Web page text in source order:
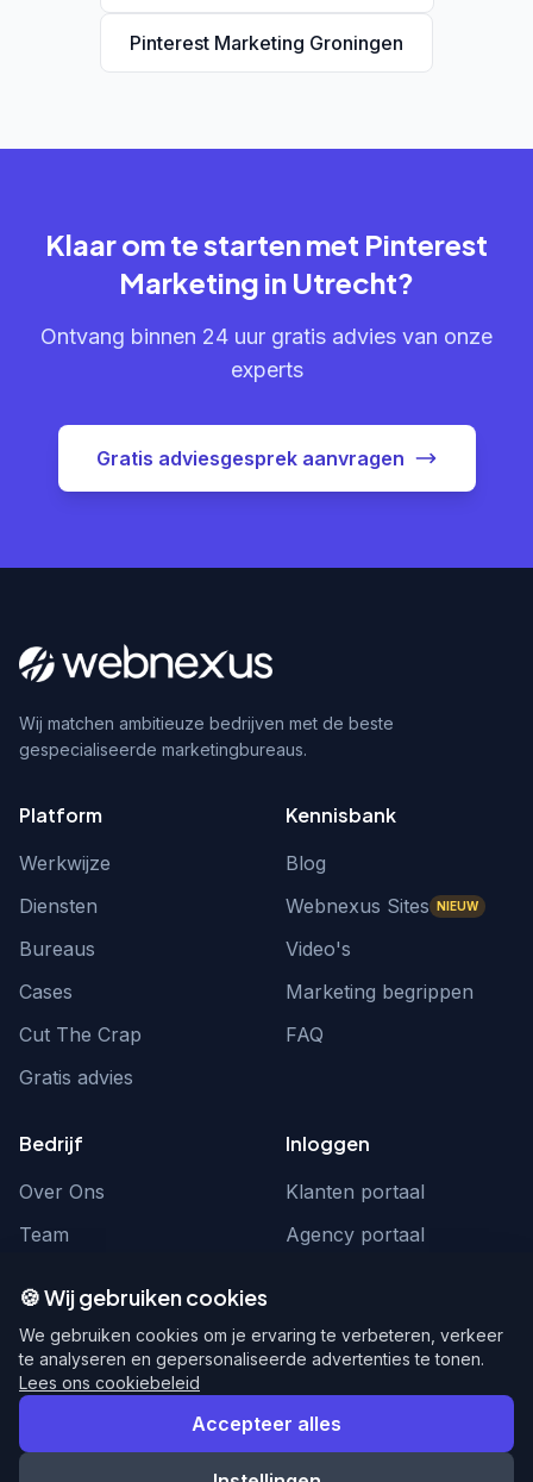
Pinterest Marketing Groningen
Klaar om te starten met Pinterest
Marketing in Utrecht?
Ontvang binnen 24 uur gratis advies van onze
experts
Gratis adviesgesprek aanvragen
Wij matchen ambitieuze bedrijven met de beste
gespecialiseerde marketingbureaus.
Platform
Werkwijze
Diensten
Bureaus
Cases
Cut The Crap
Gratis advies
Kennisbank
Blog
Webnexus Sites NIEUW
Video's
Marketing begrippen
FAQ
Bedrijf
Over Ons
Team
Inloggen
Klanten portaal
Agency portaal
hello@webnexus.nl
085 004 1875
🍪 Wij gebruiken cookies
We gebruiken cookies om je ervaring te verbeteren, verkeer
te analyseren en gepersonaliseerde advertenties te tonen.
Lees ons cookiebeleid
Accepteer alles